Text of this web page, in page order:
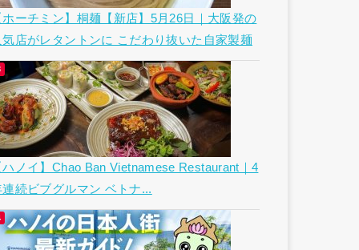
ホーチミン】桐麺【新店】5月26日｜大阪発の
気店がレタントンに こだわり抜いた自家製麺
ハノイ】Chao Ban Vietnamese Restaurant｜4
連続ビブグルマン ベトナ...